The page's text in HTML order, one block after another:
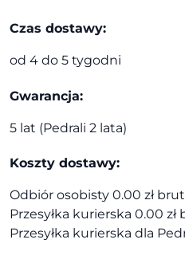
Pedrali
Czas dostawy:
od 4 do 5 tygodni
Gwarancja:
5 lat (Pedrali 2 lata)
Koszty dostawy:
Odbiór osobisty 0.00 zł
Przesyłka kurierska 0.00
Przesyłka kurierska dla